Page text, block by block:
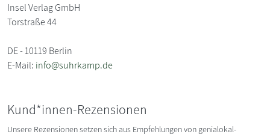
Insel Verlag GmbH
Torstraße 44
DE - 10119 Berlin
E-Mail: info@suhrkamp.de
Kund*innen-Rezensionen
Unsere Rezensionen setzen sich aus Empfehlungen von genialokal-